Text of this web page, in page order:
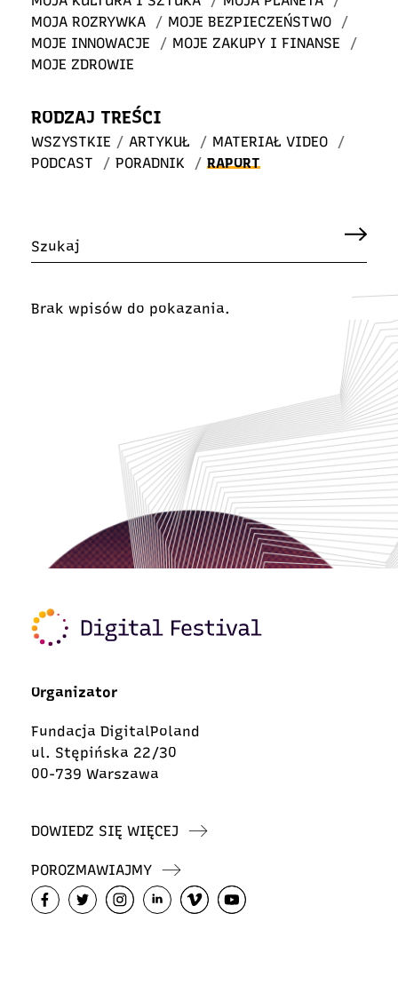
MOJA ROZRYWKA
/ MOJE BEZPIECZEŃSTWO
/
MOJE INNOWACJE
/ MOJE ZAKUPY I FINANSE
/
MOJE ZDROWIE
RODZAJ TREŚCI
WSZYSTKIE / ARTYKUŁ / MATERIAŁ VIDEO
/
PODCAST
/ PORADNIK / RAPORT
Brak wpisów do pokazania.
Organizator
Fundacja DigitalPoland
ul. Stępińska 22/30
00-739 Warszawa
DOWIEDZ SIĘ WIĘCEJ
POROZMAWIAJMY